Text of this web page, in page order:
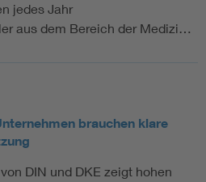
jedes Jahr
aus dem Bereich der Medizi…
brauchen klare
DIN und DKE zeigt hohen